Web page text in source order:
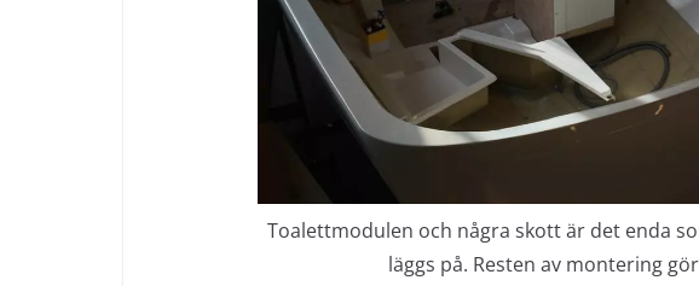
Toalettmodulen och några skott är det enda
läggs på. Resten av montering